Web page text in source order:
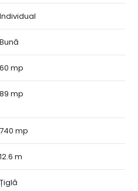
conferită de terenul foarte
la infrastructura
autobuz, supermarketuri și alte
într-o zonă de top sau pentru
cu potențial maxim.
Individual
Bună
60 mp
89 mp
740 mp
12.6 m
Țiglă